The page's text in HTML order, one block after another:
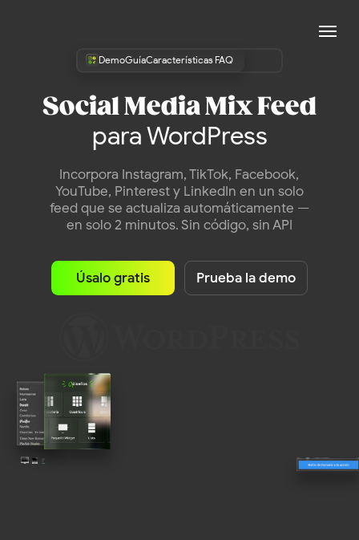
DemoGuíaCaracterísticas FAQ
Prueba la demo
Úsalo gratis
Incorpora Instagram, TikTok, Facebook,
YouTube, Pinterest y LinkedIn en un solo
feed que se actualiza automáticamente —
Social Media Mix Feed
para WordPress
🤹 Olvídate de malabares con widgets
separados para cada plataforma
Social Media Mix recopila contenido de